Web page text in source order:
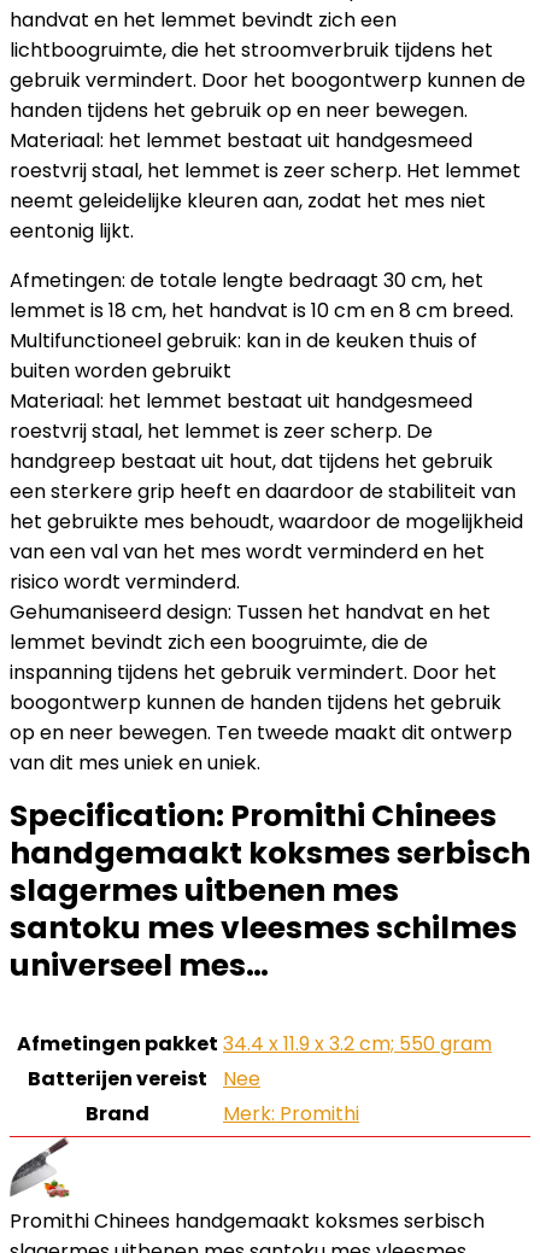
handvat en het lemmet bevindt zich een
lichtboogruimte, die het stroomverbruik tijdens het
gebruik vermindert. Door het boogontwerp kunnen de
handen tijdens het gebruik op en neer bewegen.
Materiaal: het lemmet bestaat uit handgesmeed
roestvrij staal, het lemmet is zeer scherp. Het lemmet
neemt geleidelijke kleuren aan, zodat het mes niet
eentonig lijkt.
Afmetingen: de totale lengte bedraagt 30 cm, het
lemmet is 18 cm, het handvat is 10 cm en 8 cm breed.
Multifunctioneel gebruik: kan in de keuken thuis of
buiten worden gebruikt
Materiaal: het lemmet bestaat uit handgesmeed
roestvrij staal, het lemmet is zeer scherp. De
handgreep bestaat uit hout, dat tijdens het gebruik
een sterkere grip heeft en daardoor de stabiliteit van
het gebruikte mes behoudt, waardoor de mogelijkheid
van een val van het mes wordt verminderd en het
risico wordt verminderd.
Gehumaniseerd design: Tussen het handvat en het
lemmet bevindt zich een boogruimte, die de
inspanning tijdens het gebruik vermindert. Door het
boogontwerp kunnen de handen tijdens het gebruik
op en neer bewegen. Ten tweede maakt dit ontwerp
van dit mes uniek en uniek.
Specification: Promithi Chinees
handgemaakt koksmes serbisch
slagermes uitbenen mes
santoku mes vleesmes schilmes
universeel mes…
Afmetingen pakket ‎34.4 x 11.9 x 3.2 cm; 550 gram
Batterijen vereist
‎Nee
Brand
Merk: Promithi
Promithi Chinees handgemaakt koksmes serbisch